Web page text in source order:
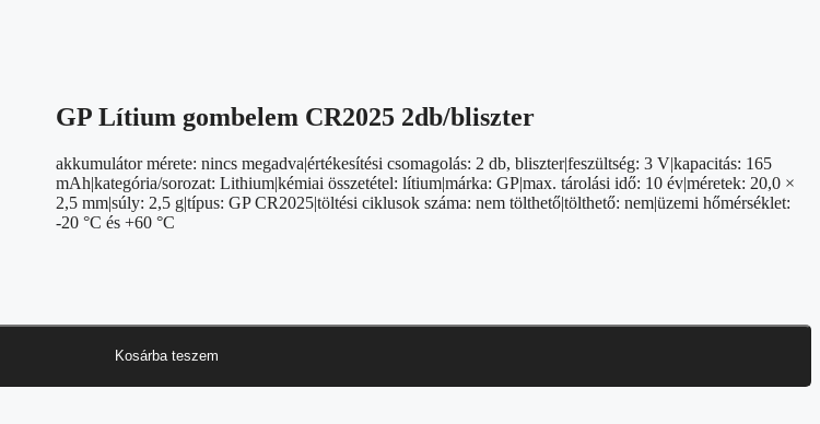
GP Lítium gombelem CR2025 2db/bliszter
akkumulátor mérete: nincs megadva|értékesítési csomagolás: 2 db, bliszter|feszültség: 3 V|kapacitás: 165
mAh|kategória/sorozat: Lithium|kémiai összetétel: lítium|márka: GP|max. tárolási idő: 10 év|méretek: 20,0 ×
2,5 mm|súly: 2,5 g|típus: GP CR2025|töltési ciklusok száma: nem tölthető|tölthető: nem|üzemi hőmérséklet:
-20 °C és +60 °C
Kosárba teszem